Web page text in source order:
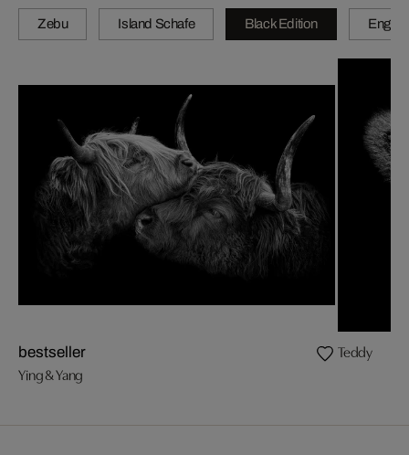
Zebu Island Schafe Black Edition
bestseller
Ying & Yang
Teddy